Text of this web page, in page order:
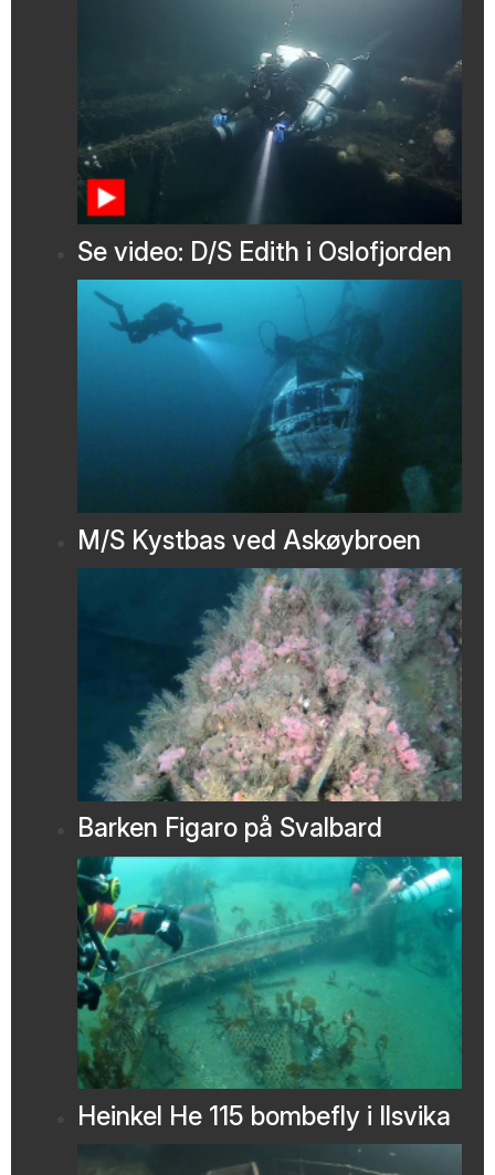
Se video: D/S Edith i Oslofjorden
M/S Kystbas ved Askøybroen
Barken Figaro på Svalbard
Heinkel He 115 bombefly i Ilsvika